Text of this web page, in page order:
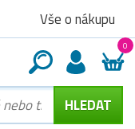
Vše o nákupu
0